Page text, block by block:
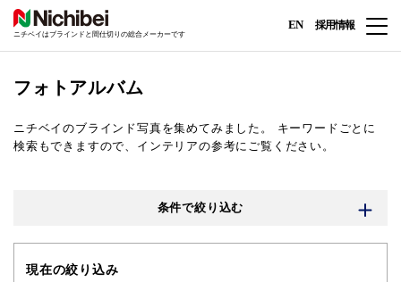
ニチベイはブラインドと間仕切りの総合メーカーです
EN 採用情報
フォトアルバム
ニチベイのブラインド写真を集めてみました。
キーワードごとに
検索もできますので、インテリアの参考にご覧ください。
条件で絞り込む
現在の絞り込み